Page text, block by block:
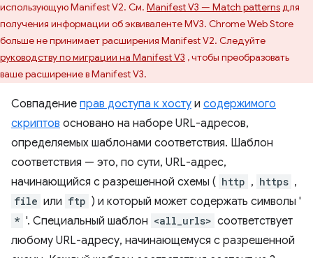
использующую Manifest V2. См. Manifest V3 — Match patternsдля
получения информации об эквиваленте MV3. Chrome Web Store
больше не принимает расширения Manifest V2. Следуйте
руководству по миграции на Manifest V3 , чтобы преобразовать
ваше расширение в Manifest V3.
Совпадение прав доступа к хосту и содержимого
скриптов основано на наборе URL-адресов,
определяемых шаблонами соответствия. Шаблон
соответствия — это, по сути, URL-адрес,
начинающийся с разрешенной схемы ( http , https ,
file или ftp ) и который может содержать символы '
* '. Специальный шаблон <all_urls> соответствует
любому URL-адресу, начинающемуся с разрешенной